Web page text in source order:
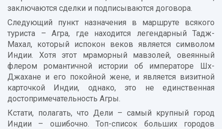
заключаются сделки и подписываются договора.
Следующий пункт назначения в маршруте всякого
туриста – Агра, где находится легендарный Тадж-
Махал, который испокон веков является символом
Индии. Хотя этот мраморный мавзолей, овеянный
флером романтичной истории об императоре Шх-
Джахане и его покойной жене, и является визитной
карточкой Индии, однако, это не единственная
достопримечательность Агры.
Кстати, полагать, что Дели – самый крупный город
Индии – ошибочно. Топ-список больших городов